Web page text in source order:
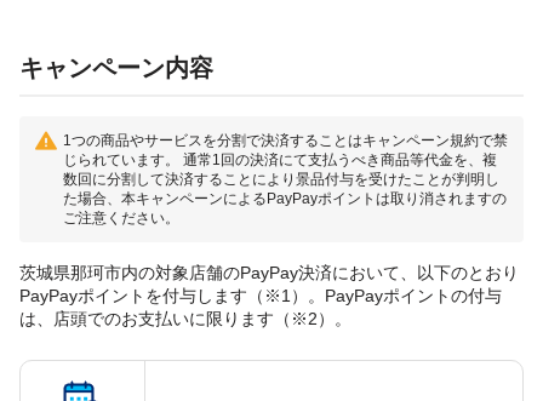
キャンペーン内容
1つの商品やサービスを分割で決済することはキャンペーン規約で禁
じられています。 通常1回の決済にて支払うべき商品等代金を、複
数回に分割して決済することにより景品付与を受けたことが判明し
た場合、本キャンペーンによるPayPayポイントは取り消されますの
ご注意ください。
茨城県那珂市内の対象店舗のPayPay決済において、以下のとおり
PayPayポイントを付与します（※1）。PayPayポイントの付与
は、店頭でのお支払いに限ります（※2）。